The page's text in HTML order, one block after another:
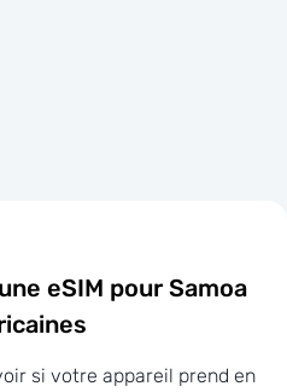
eSIM pour Samoa
si votre appareil prend en